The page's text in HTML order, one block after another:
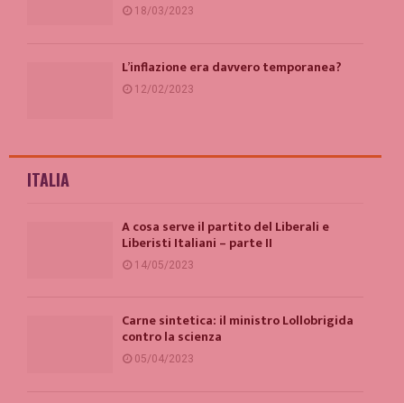
18/03/2023
L’inflazione era davvero temporanea?
12/02/2023
ITALIA
A cosa serve il partito del Liberali e
Liberisti Italiani – parte II
14/05/2023
Carne sintetica: il ministro Lollobrigida
contro la scienza
05/04/2023